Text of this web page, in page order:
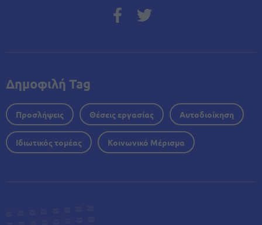
Δημοφιλή Tag
Προσλήψεις Θέσεις εργασίας Αυτοδιοίκηση
Ιδιωτικός τομέας Κοινωνικό Μέρισμα